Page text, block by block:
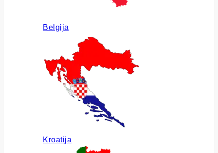
Belgija
Kroatija